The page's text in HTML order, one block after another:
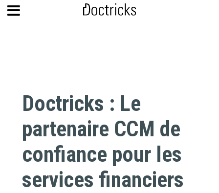
Doctricks : Le
partenaire CCM de
confiance pour les
services financiers